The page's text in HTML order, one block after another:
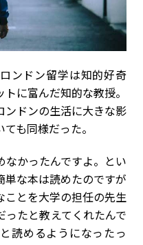
ンドン留学は知的好奇
に富んだ知的な教授。
ンドンの生活に大きな影
も同様だった。
かったんですよ。とい
単な本は読めたのですが
ことを大学の担任の先生
ったと教えてくれたんで
読めるようになったっ